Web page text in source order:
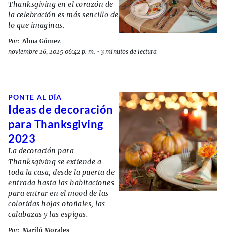
Thanksgiving en el corazón de
la celebración es más sencillo de
lo que imaginas.
Por: Alma Gómez
noviembre 26, 2025 06:42 p. m. • 3 minutos de lectura
PONTE AL DÍA
Ideas de decoración
para Thanksgiving
2023
La decoración para
Thanksgiving se extiende a
toda la casa, desde la puerta de
entrada hasta las habitaciones
para entrar en el mood de las
coloridas hojas otoñales, las
calabazas y las espigas.
Por: Marilú Morales